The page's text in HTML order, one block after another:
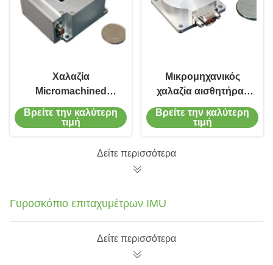
Χαλαζία
Micromachined
γυροσκοπίων διπλός
άξονα αισθητήρας
επιταχυμέτρων
Βρείτε την καλύτερη
τιμή
Μικρομηχανικός
χαλαζία αισθητήρας
γυροσκοπίων
επιταχυμέτρων
παραγωγής άξονα
Βρείτε την καλύτερη
τιμή
Δείτε περισσότερα
Γυροσκόπιο επιταχυμέτρων IMU
Δείτε περισσότερα